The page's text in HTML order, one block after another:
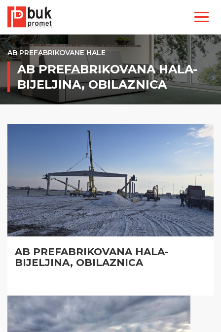
AB PREFABRIKOVANE HALE
AB PREFABRIKOVANA HALA-
BIJELJINA, OBILAZNICA
AB PREFABRIKOVANA HALA-
BIJELJINA, OBILAZNICA